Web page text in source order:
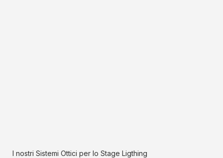
I nostri Sistemi Ottici per lo Stage Ligthing